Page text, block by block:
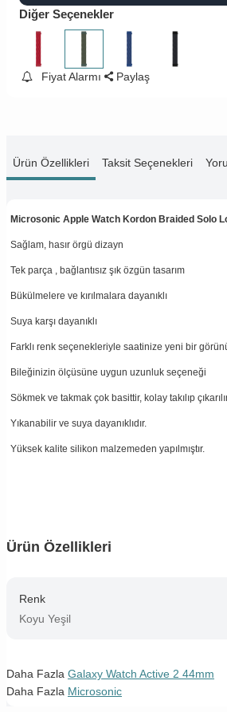
Diğer Seçenekler
Fiyat Alarmı Paylaş
Ürün Özellikleri Taksit Seçenekleri
Microsonic Apple Watch Kordon Braided Solo
Sağlam, hasır örgü dizayn
Tek parça , bağlantısız şık özgün tasarım
Bükülmelere ve kırılmalara dayanıklı
Suya karşı dayanıklı
Farklı renk seçenekleriyle saatinize yeni bir
Bileğinizin ölçüsüne uygun uzunluk seçeneği
Sökmek ve takmak çok basittir, kolay takılıp
Yıkanabilir ve suya dayanıklıdır.
Yüksek kalite silikon malzemeden yapılmıştır.
Ürün Özellikleri
Renk
Koyu Yeşil
Daha Fazla Galaxy Watch Active 2 44mm
Daha Fazla Microsonic